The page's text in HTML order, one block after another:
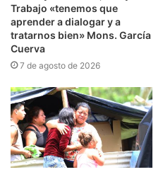
Trabajo «tenemos que
aprender a dialogar y a
tratarnos bien» Mons. García
Cuerva
7 de agosto de 2026